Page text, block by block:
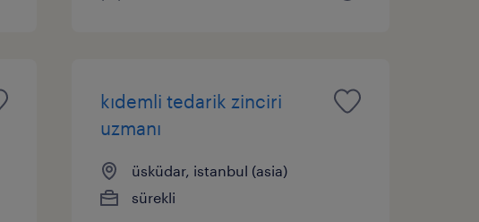
kıdemli tedarik zinciri
uzmanı
üsküdar, istanbul (asia)
sürekli